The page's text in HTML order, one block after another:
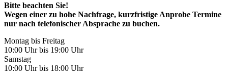
Bitte beachten Sie!
Wegen einer zu hohe Nachfrage, kurzfristige Anprobe Termine
nur nach telefonischer Absprache zu buchen.
Montag bis Freitag
10:00 Uhr bis 19:00 Uhr
Samstag
10:00 Uhr bis 18:00 Uhr